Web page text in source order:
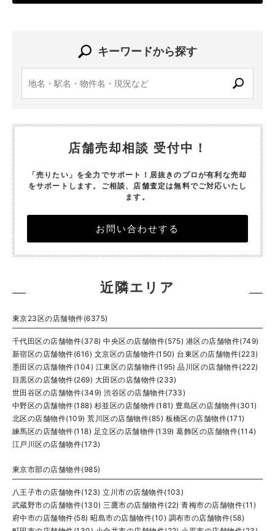
キーワードから探す
店舗売却相談 受付中！
「売りたい」を全力でサポート！居抜きのプロが有利な売却
をサポートします。 ご相談、店舗査定は無料でご対応いたし
ます。
お問い合わせする
近隣エリア
東京23区の店舗物件(6375)
千代田区の店舗物件(378) 中央区の店舗物件(575) 港区の店舗物件(749)
新宿区の店舗物件(616) 文京区の店舗物件(150) 台東区の店舗物件(223)
墨田区の店舗物件(104) 江東区の店舗物件(195) 品川区の店舗物件(222)
目黒区の店舗物件(269) 大田区の店舗物件(233)
世田谷区の店舗物件(349) 渋谷区の店舗物件(733)
中野区の店舗物件(188) 杉並区の店舗物件(181) 豊島区の店舗物件(301)
北区の店舗物件(109) 荒川区の店舗物件(85) 板橋区の店舗物件(171)
練馬区の店舗物件(118) 足立区の店舗物件(139) 葛飾区の店舗物件(114)
江戸川区の店舗物件(173)
東京市部の店舗物件(985)
八王子市の店舗物件(123) 立川市の店舗物件(103)
武蔵野市の店舗物件(130) 三鷹市の店舗物件(22) 青梅市の店舗物件(11)
府中市の店舗物件(58) 昭島市の店舗物件(10) 調布市の店舗物件(58)